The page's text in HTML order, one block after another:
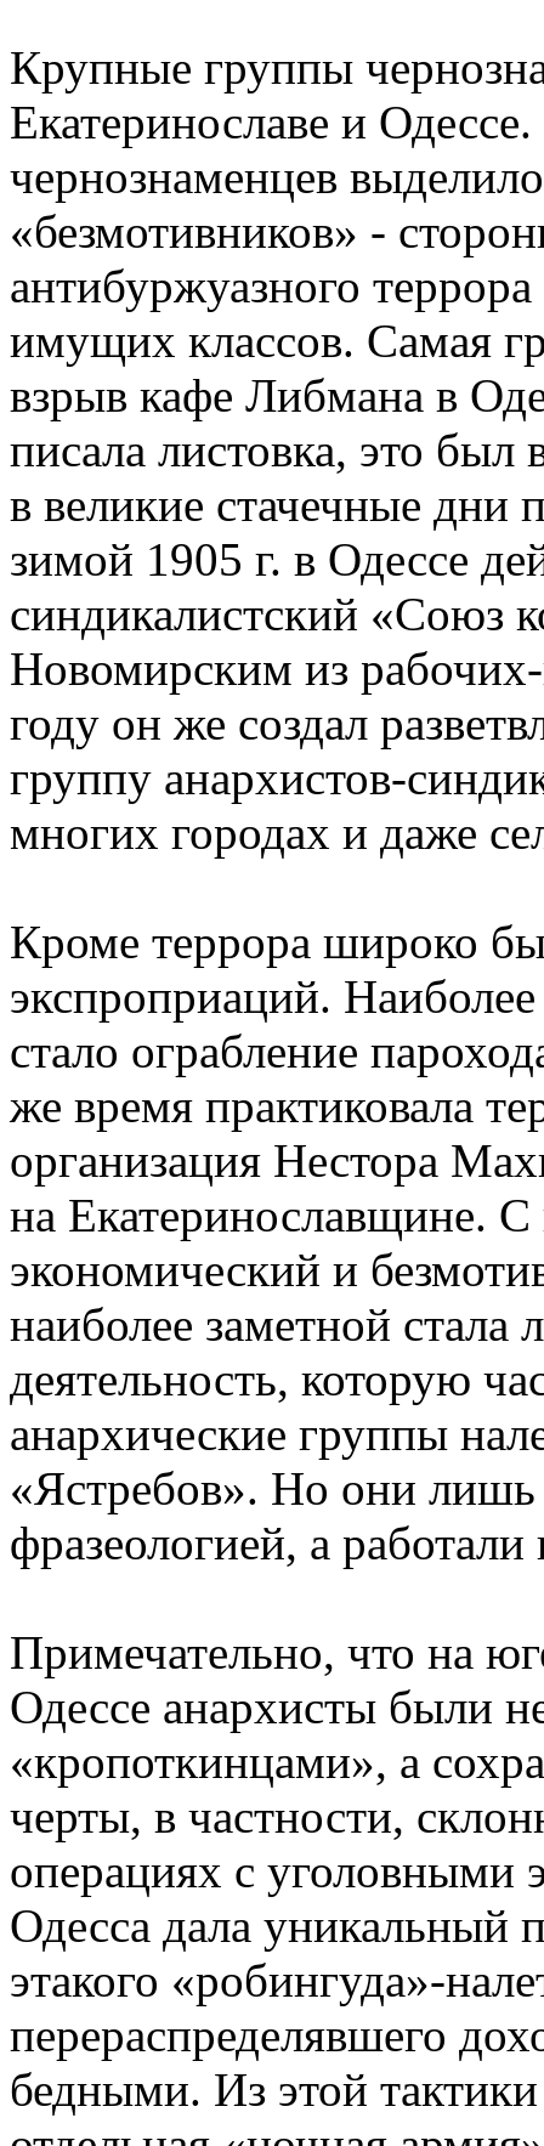
Крупные группы
Екатеринославе и
чернознаменцев
«безмотивников» -
антибуржуазного
имущих классов. Самая
взрыв кафе Либмана в
писала листовка, это
в великие стачечные дни
зимой 1905 г. в Одессе
синдикалистский «Союз
Новомирским из
году он же создал
группу анархистов-
многих городах и даже
Кроме террора широко
экспроприаций.
стало ограбление
же время практиковала
организация Нестора
на Екатеринославщине.
экономический и
наиболее заметной стала
деятельность, которую
анархические группы
«Ястребов». Но они лишь
фразеологией, а
Примечательно, что на
Одессе анархисты были
«кропоткинцами», а
черты, в частности,
операциях с уголовными
Одесса дала уникальный
этакого «робингуда»-
перераспределявшего
бедными. Из этой